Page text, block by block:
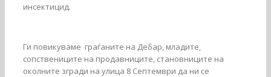
инсектицид.
Ги повикуваме граѓаните на Дебар, младите,
сопствениците на продавниците, становниците на
околните згради на улица 8 Септември да ни се